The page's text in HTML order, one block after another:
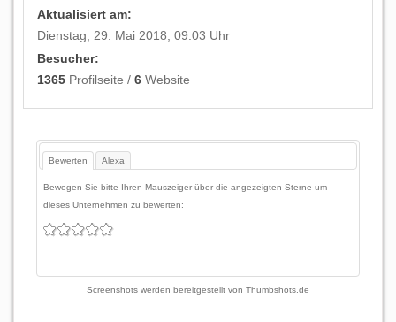
Aktualisiert am:
Dienstag, 29. Mai 2018, 09:03 Uhr
Besucher:
1365 Profilseite /6 Website
Bewerten Alexa
Bewegen Sie bitte Ihren Mauszeiger über die angezeigten Sterne um
dieses Unternehmen zu bewerten:
Screenshots werden bereitgestellt von Thumbshots.de